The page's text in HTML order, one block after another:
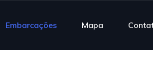
Embarcações Mapa